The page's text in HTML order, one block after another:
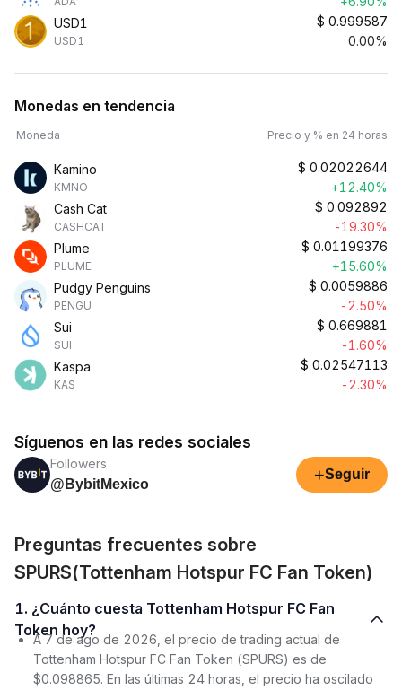
USD1
USD1
$ 0.999587
0.00%
Monedas en tendencia
Moneda Precio y % en 24 horas
Kamino
KMNO
$ 0.02022644
+12.40%
Cash Cat
CASHCAT
$ 0.092892
-19.30%
Plume
PLUME
$ 0.01199376
+15.60%
Pudgy Penguins
PENGU
$ 0.0059886
-2.50%
Sui
SUI
$ 0.669881
-1.60%
Kaspa
KAS
$ 0.02547113
-2.30%
Síguenos en las redes sociales
Followers
@BybitMexico
+Seguir
Preguntas frecuentes sobre
SPURS(Tottenham Hotspur FC Fan Token)
1. ¿Cuánto cuesta Tottenham Hotspur FC Fan
Token hoy?
A 7 de ago de 2026, el precio de trading actual de
Tottenham Hotspur FC Fan Token (SPURS) es de
$0.098865. En las últimas 24 horas, el precio ha oscilado